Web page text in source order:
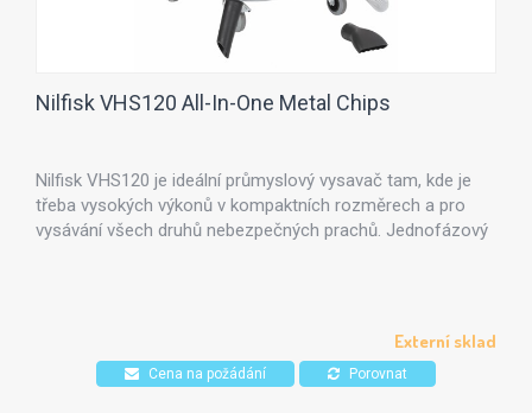
Nilfisk VHS120 All-In-One Metal Chips
Nilfisk VHS120 je ideální průmyslový vysavač tam, kde je
třeba vysokých výkonů v kompaktních rozměrech a pro
vysávání všech druhů nebezpečných prachů. Jednofázový
zásobní kapacitu v oblastech s omezeným prostorem.
Externí sklad
Cena na požádání Porovnat